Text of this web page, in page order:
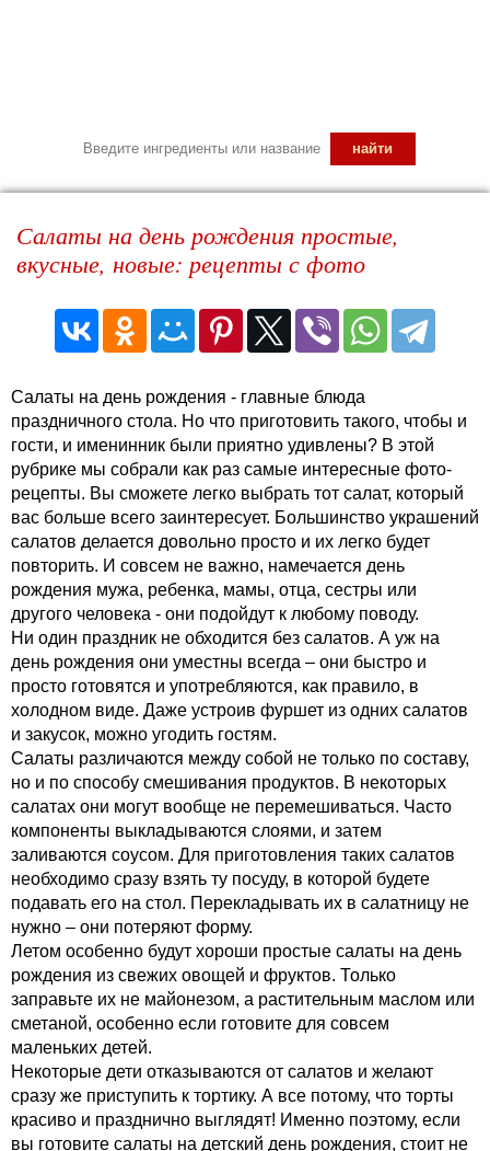
Салаты на день рождения простые,
вкусные, новые: рецепты с фото
Салаты на день рождения - главные блюда
праздничного стола. Но что приготовить такого, чтобы и
гости, и именинник были приятно удивлены? В этой
рубрике мы собрали как раз самые интересные фото-
рецепты. Вы сможете легко выбрать тот салат, который
вас больше всего заинтересует. Большинство украшений
салатов делается довольно просто и их легко будет
повторить. И совсем не важно, намечается день
рождения мужа, ребенка, мамы, отца, сестры или
другого человека - они подойдут к любому поводу.
Ни один праздник не обходится без салатов. А уж на
день рождения они уместны всегда – они быстро и
просто готовятся и употребляются, как правило, в
холодном виде. Даже устроив фуршет из одних салатов
и закусок, можно угодить гостям.
Салаты различаются между собой не только по составу,
но и по способу смешивания продуктов. В некоторых
салатах они могут вообще не перемешиваться. Часто
компоненты выкладываются слоями, и затем
заливаются соусом. Для приготовления таких салатов
необходимо сразу взять ту посуду, в которой будете
подавать его на стол. Перекладывать их в салатницу не
нужно – они потеряют форму.
Летом особенно будут хороши простые салаты на день
рождения из свежих овощей и фруктов. Только
заправьте их не майонезом, а растительным маслом или
сметаной, особенно если готовите для совсем
маленьких детей.
Некоторые дети отказываются от салатов и желают
сразу же приступить к тортику. А все потому, что торты
красиво и празднично выглядят! Именно поэтому, если
вы готовите салаты на детский день рождения, стоит не